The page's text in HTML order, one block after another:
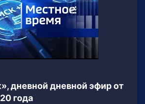
дневной дневной эфир от
года